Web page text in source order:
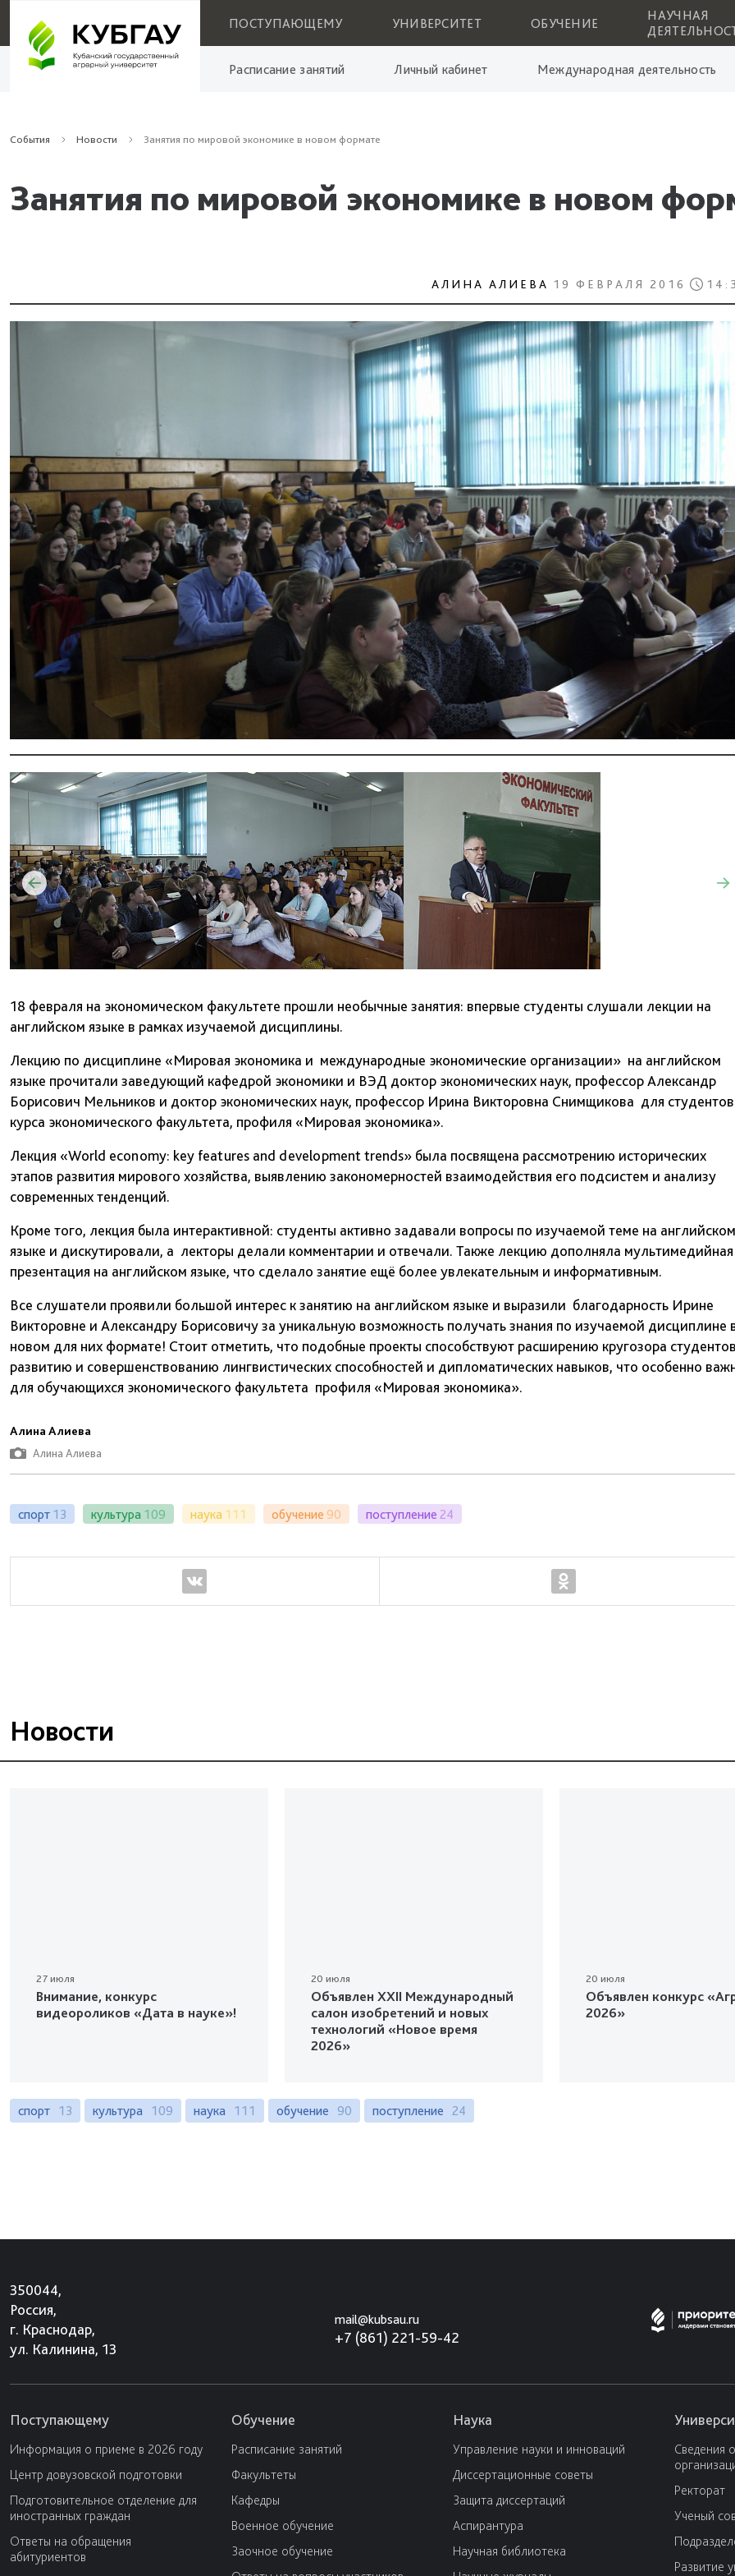
ПОСТУПАЮЩЕМУ УНИВЕРСИТЕТ ОБУЧЕНИЕ
НАУЧНАЯ
Расписание занятий Личный кабинет Международная деятельность
События Новости Занятия по мировой экономике в новом формате
Занятия по мировой экономике в новом
АЛИНА АЛИЕВА 19 ФЕВРАЛЯ 2016
18 февраля на экономическом факультете прошли необычные занятия: впервые студенты слушали лекции на
английском языке в рамках изучаемой дисциплины.
Лекцию по дисциплине «Мировая экономика и международные экономические организации» на английском
языке прочитали заведующий кафедрой экономики и ВЭД доктор экономических наук, профессор Александр
Борисович Мельников и доктор экономических наук, профессор Ирина Викторовна Снимщикова для
курса экономического факультета, профиля «Мировая экономика».
Лекция «World economy: key features and development trends» была посвящена рассмотрению исторических
этапов развития мирового хозяйства, выявлению закономерностей взаимодействия его подсистем и анализу
современных тенденций.
Кроме того, лекция была интерактивной: студенты активно задавали вопросы по изучаемой теме на английском
языке и дискутировали, а лекторы делали комментарии и отвечали. Также лекцию дополняла мультимедийная
презентация на английском языке, что сделало занятие ещё более увлекательным и информативным.
Все слушатели проявили большой интерес к занятию на английском языке и выразили благодарность Ирине
Викторовне и Александру Борисовичу за уникальную возможность получать знания по изучаемой дисциплине
новом для них формате! Стоит отметить, что подобные проекты способствуют расширению кругозора
развитию и совершенствованию лингвистических способностей и дипломатических навыков, что особенно
для обучающихся экономического факультета профиля «Мировая экономика».
Алина Алиева
Алина Алиева
спорт 13 культура 109 наука 111 обучение 90 поступление 24
Новости
27 июля
Внимание, конкурс
видеороликов «Дата в науке»!
20 июля
Объявлен XXII Международный
салон изобретений и новых
технологий «Новое время
2026»
20 июля
Объявлен конкурс
2026»
спорт 13 культура 109 наука 111 обучение 90 поступление 24
350044,
Россия,
г. Краснодар,
ул. Калинина, 13
mail@kubsau.ru
+7 (861) 221-59-42
Поступающему
Информация о приеме в 2026 году
Центр довузовской подготовки
Подготовительное отделение для
иностранных граждан
Ответы на обращения
абитуриентов
Обучение
Расписание занятий
Факультеты
Кафедры
Военное обучение
Заочное обучение
Наука
Управление науки и инноваций
Диссертационные советы
Защита диссертаций
Аспирантура
Научная библиотека
Сведения
Ректорат
Ученый
Развитие